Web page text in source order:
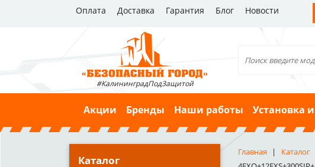
Оплата Доставка Гарантия Блог Новости
#КалининградПодЗащитой
Акции Бренды Наши работы Установка
Каталог
Главная Каталог